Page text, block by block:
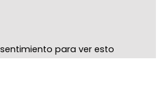
para ver esto